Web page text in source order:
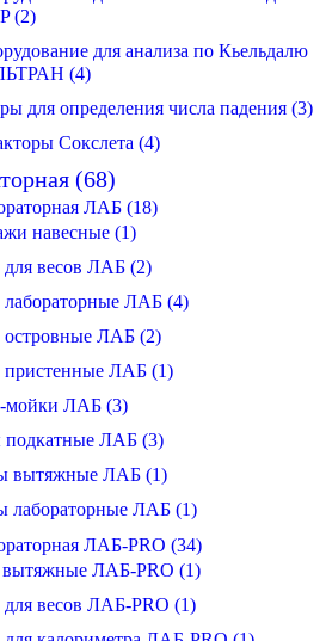
(2)
для анализа по Кьельдалю
(4)
для определения числа падения (3)
Сокслета (4)
(68)
ЛАБ (18)
навесные (1)
весов ЛАБ (2)
ЛАБ (4)
ЛАБ (2)
ЛАБ (1)
мойки ЛАБ (3)
ЛАБ (3)
вытяжные ЛАБ (1)
лабораторные ЛАБ (1)
ЛАБ-PRO (34)
ЛАБ-PRO (1)
весов ЛАБ-PRO (1)